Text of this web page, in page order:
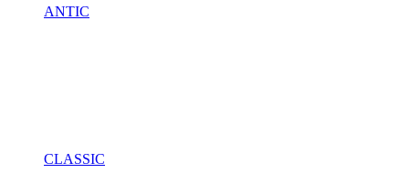
ANTIC
CLASSIC